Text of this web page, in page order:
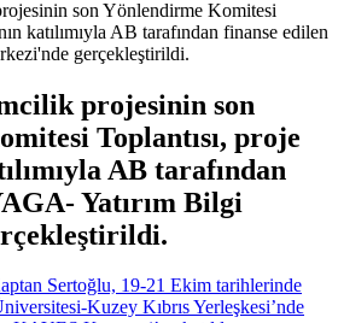
projesinin son
Toplantısı, proje
AB tarafından
Yatırım Bilgi
Sertoğlu, 19-21 Ekim tarihlerinde
Kuzey Kıbrıs Yerleşkesi’nde